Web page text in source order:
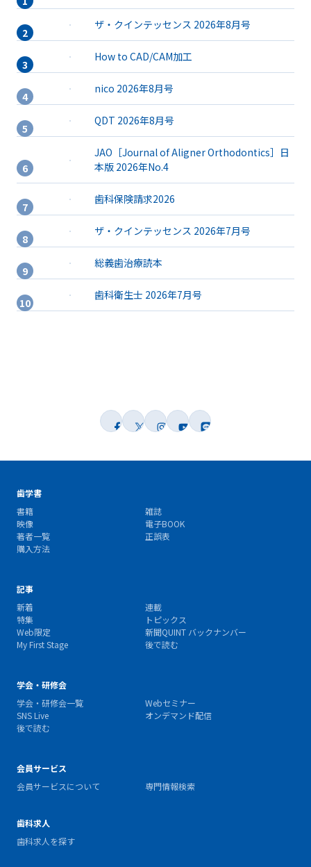
ザ・クインテッセンス 2026年8月号
How to CAD/CAM加工
nico 2026年8月号
QDT 2026年8月号
JAO［Journal of Aligner Orthodontics］日
本版 2026年No.4
歯科保険請求2026
ザ・クインテッセンス 2026年7月号
総義歯治療読本
歯科衛生士 2026年7月号
歯学書
書籍
雑誌
映像
電子BOOK
著者一覧
正誤表
購入方法
記事
新着
連載
特集
トピックス
Web限定
新聞QUINT バックナンバー
My First Stage
後で読む
学会・研修会
学会・研修会一覧
Webセミナー
SNS Live
オンデマンド配信
後で読む
会員サービス
会員サービスについて
専門情報検索
歯科求人
歯科求人を探す